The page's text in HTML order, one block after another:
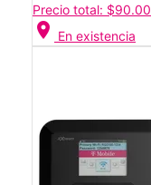
Precio total: $90.00
location_on En existencia